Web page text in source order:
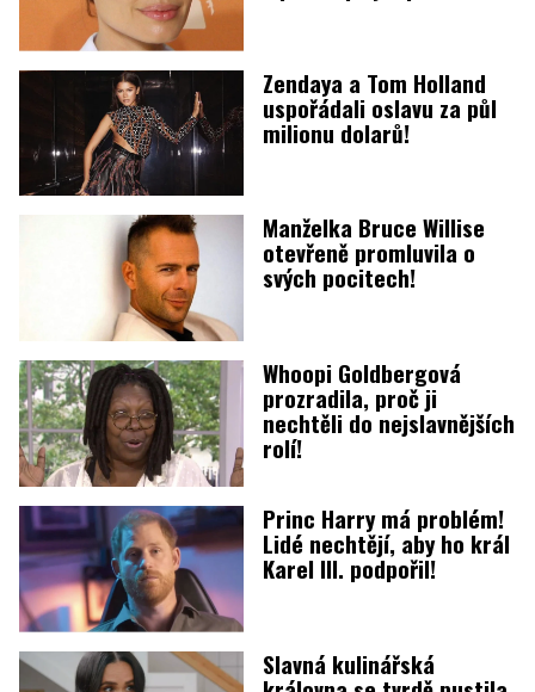
Zendaya a Tom Holland
uspořádali oslavu za půl
milionu dolarů!
Manželka Bruce Willise
otevřeně promluvila o
svých pocitech!
Whoopi Goldbergová
prozradila, proč ji
nechtěli do nejslavnějších
rolí!
Princ Harry má problém!
Lidé nechtějí, aby ho král
Karel III. podpořil!
Slavná kulinářská